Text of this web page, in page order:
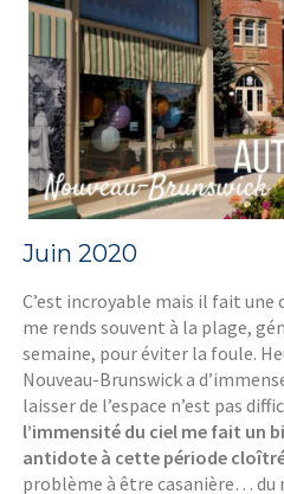
Juin 2020
C’est incroyable mais il fait une
me rends souvent à la plage,
semaine, pour éviter la foule.
Nouveau-Brunswick a
laisser de l’espace n’est pas
l’immensité du ciel me fait un
antidote à cette période
problème à être casanière… du